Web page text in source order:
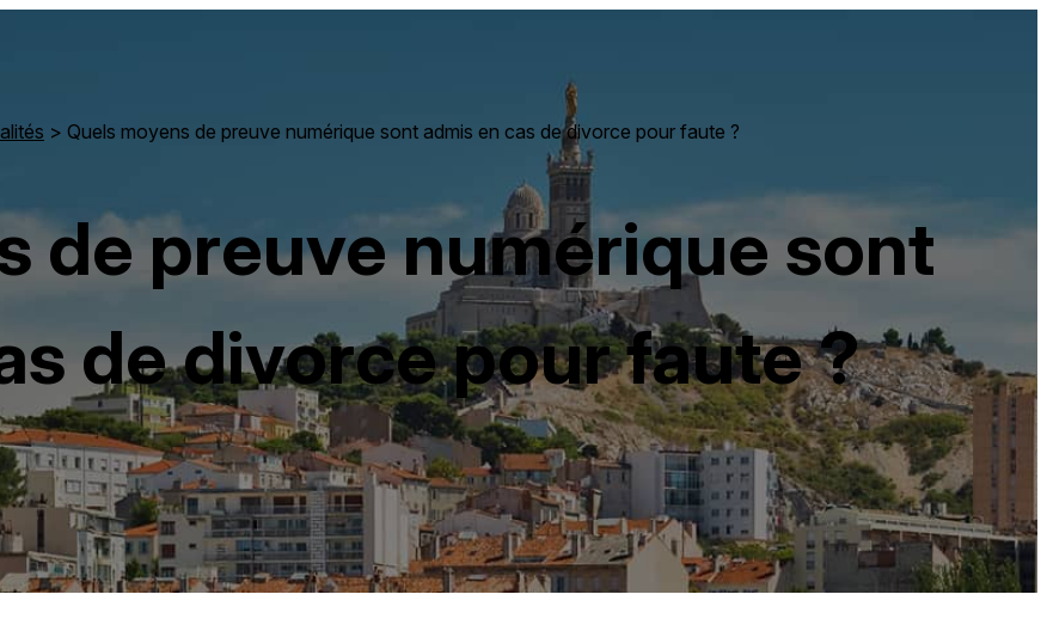
> Quels moyens de preuve numérique sont admis en cas de divorce pour faute ?
de preuve numérique sont
de divorce pour faute ?